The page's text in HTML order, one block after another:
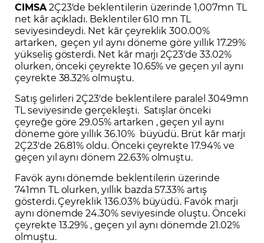
CIMSA2Ç23'de beklentilerin üzerinde 1,007mn TL
net kâr açıkladı. Beklentiler 610 mn TL
seviyesindeydi. Net kâr çeyreklik 300.00%
artarken, geçen yıl aynı döneme göre yıllık 17.29%
yükseliş gösterdi. Net kâr marjı 2Ç23'de 33.02%
olurken, önceki çeyrekte 10.65% ve geçen yıl aynı
çeyrekte 38.32% olmuştu.
Satış gelirleri 2Ç23'de beklentilere paralel 3049mn
TL seviyesinde gerçekleşti. Satışlar önceki
çeyreğe göre 29.05% artarken , geçen yıl aynı
döneme göre yıllık 36.10% büyüdü. Brüt kâr marjı
2Ç23'de 26.81% oldu. Önceki çeyrekte 17.94% ve
geçen yıl aynı dönem 22.63% olmuştu.
Favök aynı dönemde beklentilerin üzerinde
741mn TL olurken, yıllık bazda 57.33% artış
gösterdi. Çeyreklik 136.03% büyüdü. Favök marjı
aynı dönemde 24.30% seviyesinde oluştu. Önceki
çeyrekte 13.29% , geçen yıl aynı dönemde 21.02%
olmuştu.